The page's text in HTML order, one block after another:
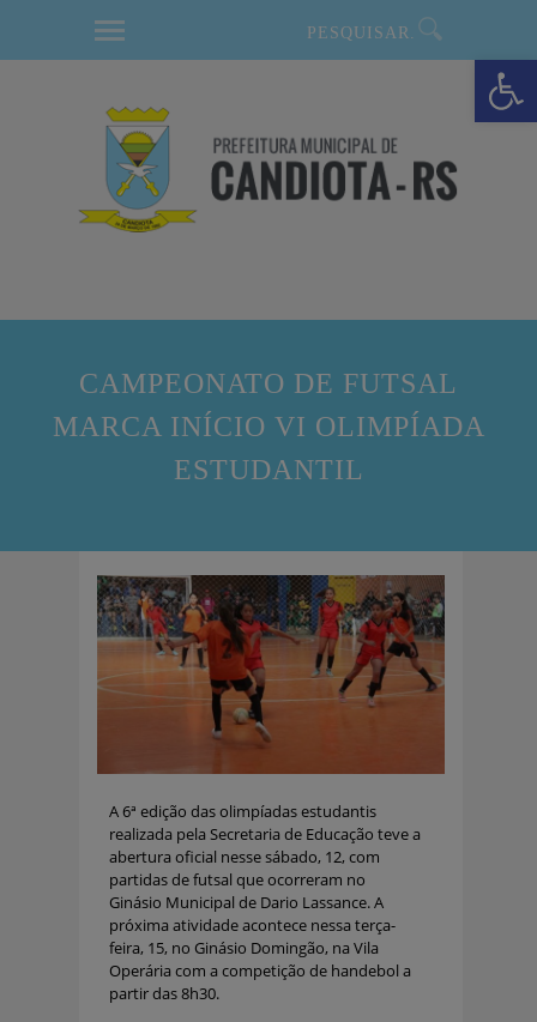
Barra de Ferramentas Aberta
CAMPEONATO DE FUTSAL
MARCA INÍCIO VI OLIMPÍADA
ESTUDANTIL
A 6ª edição das olimpíadas estudantis
realizada pela Secretaria de Educação teve a
abertura oficial nesse sábado, 12, com
partidas de futsal que ocorreram no
Ginásio Municipal de Dario Lassance. A
próxima atividade acontece nessa terça-
feira, 15, no Ginásio Domingão, na Vila
Operária com a competição de handebol a
partir das 8h30.